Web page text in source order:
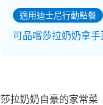
適用迪士尼行動點餐
可品嚐莎拉奶奶拿手
莎拉奶奶自豪的家常菜